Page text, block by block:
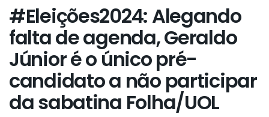
#Eleições2024: Alegando
falta de agenda, Geraldo
Júnior é o único pré-
candidato a não participar
da sabatina Folha/UOL